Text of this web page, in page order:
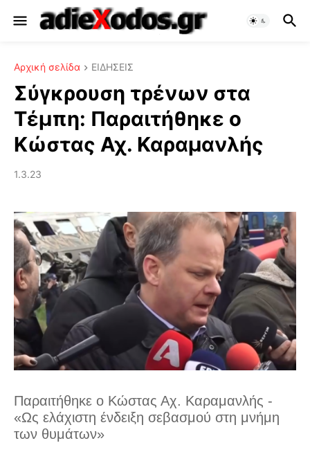
Αρχική σελίδα ΕΙΔΗΣΕΙΣ
Σύγκρουση τρένων στα
Τέμπη: Παραιτήθηκε ο
Κώστας Αχ. Καραμανλής
1.3.23
Παραιτήθηκε ο Κώστας Αχ. Καραμανλής -
«Ως ελάχιστη ένδειξη σεβασμού στη μνήμη
των θυμάτων»